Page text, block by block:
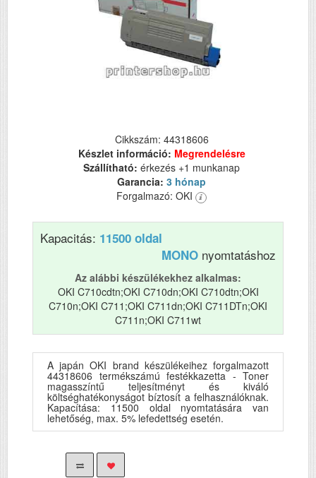
Cikkszám: 44318606
Készlet információ: Megrendelésre
Szállítható: érkezés +1 munkanap
Garancia: 3 hónap
Forgalmazó: OKI
Kapacitás: 11500 oldal
MONO nyomtatáshoz
Az alábbi készülékekhez alkalmas:
OKI C710cdtn;OKI C710dn;OKI C710dtn;OKI
C710n;OKI C711;OKI C711dn;OKI C711DTn;OKI
C711n;OKI C711wt
A japán OKI brand készülékeihez forgalmazott
44318606 termékszámú festékkazetta - Toner
magasszíntű teljesítményt és kiváló
költséghatékonyságot bíztosít a felhasználóknak.
Kapacítása: 11500 oldal nyomtatására van
lehetőség, max. 5% lefedettség esetén.